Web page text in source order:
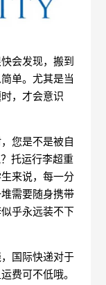
会发现，搬到
单。尤其是当
，才会意识
您是不是被自
托运行李超重
来说，每一分
需要随身携带
乎永远装不下
国际快递对于
费可不低哦。